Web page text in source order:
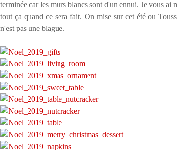
terminée car les murs blancs sont d'un ennui. Je vous ai
tout ça quand ce sera fait. On mise sur cet été ou
n'est pas une blague.